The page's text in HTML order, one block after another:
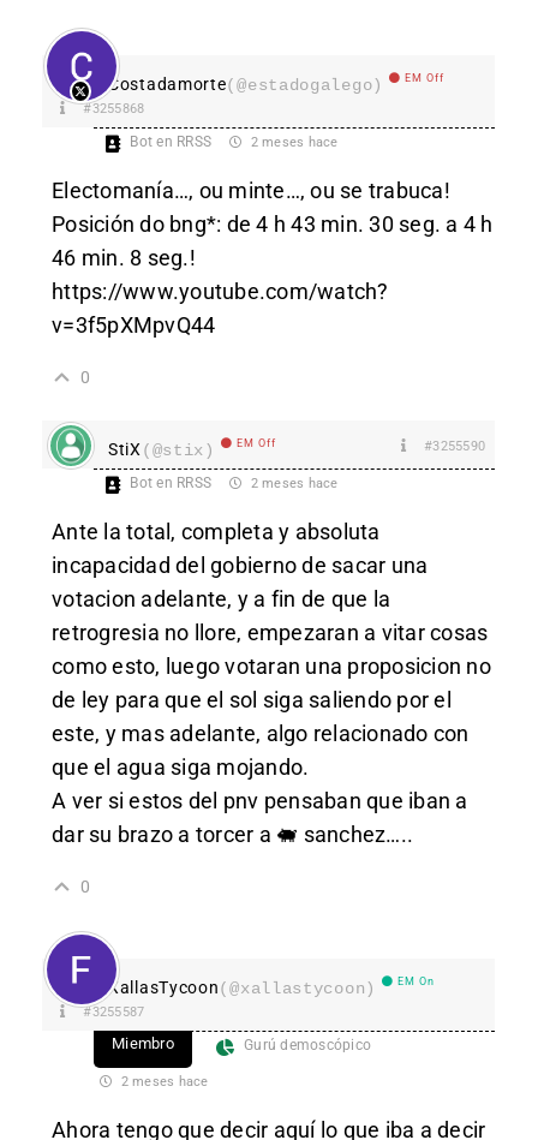
Costadamorte(@estadogalego) EM Off
#3255868
Bot en RRSS 2 meses hace
Electomanía…, ou minte…, ou se trabuca!
Posición do bng*: de 4 h 43 min. 30 seg. a 4 h
46 min. 8 seg.!
https://www.youtube.com/watch?
v=3f5pXMpvQ44
0
StiX (@stix) EM Off #3255590
Bot en RRSS 2 meses hace
Ante la total, completa y absoluta
incapacidad del gobierno de sacar una
votacion adelante, y a fin de que la
retrogresia no llore, empezaran a vitar cosas
como esto, luego votaran una proposicion no
de ley para que el sol siga saliendo por el
este, y mas adelante, algo relacionado con
que el agua siga mojando.
A ver si estos del pnv pensaban que iban a
dar su brazo a torcer a 🐖 sanchez…..
0
XallasTycoon(@xallastycoon) EM On
#3255587
Miembro Gurú demoscópico
2 meses hace
Ahora tengo que decir aquí lo que iba a decir